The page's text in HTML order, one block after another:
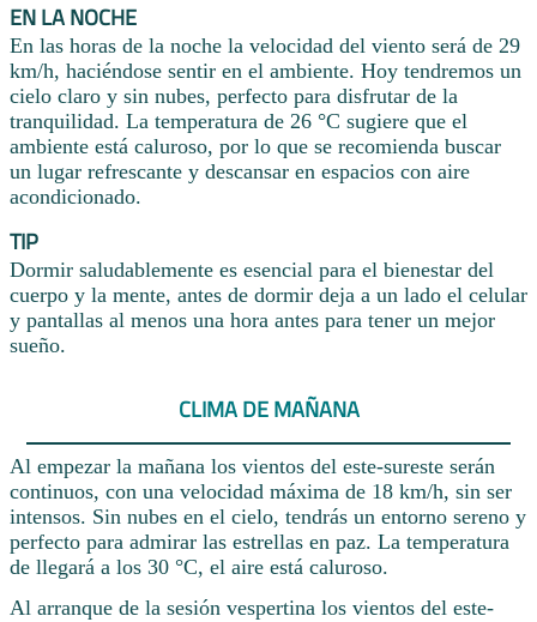
EN LA NOCHE
En las horas de la noche la velocidad del viento será de 29
km/h, haciéndose sentir en el ambiente. Hoy tendremos un
cielo claro y sin nubes, perfecto para disfrutar de la
tranquilidad. La temperatura de 26 °C sugiere que el
ambiente está caluroso, por lo que se recomienda buscar
un lugar refrescante y descansar en espacios con aire
acondicionado.
TIP
Dormir saludablemente es esencial para el bienestar del
cuerpo y la mente, antes de dormir deja a un lado el celular
y pantallas al menos una hora antes para tener un mejor
sueño.
CLIMA DE MAÑANA
Al empezar la mañana los vientos del este-sureste serán
continuos, con una velocidad máxima de 18 km/h, sin ser
intensos. Sin nubes en el cielo, tendrás un entorno sereno y
perfecto para admirar las estrellas en paz. La temperatura
de llegará a los 30 °C, el aire está caluroso.
Al arranque de la sesión vespertina los vientos del este-